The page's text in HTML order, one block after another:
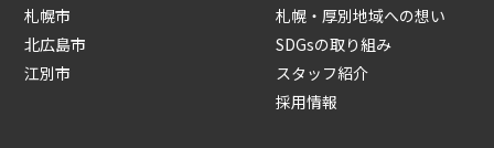
札幌市
北広島市
江別市
札幌・厚別地域への想い
SDGsの取り組み
スタッフ紹介
採用情報